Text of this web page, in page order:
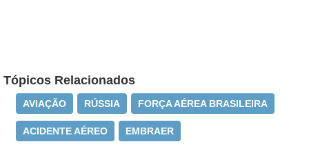
Tópicos Relacionados
AVIAÇÃO RÚSSIA FORÇA AÉREA BRASILEIRA
ACIDENTE AÉREO EMBRAER